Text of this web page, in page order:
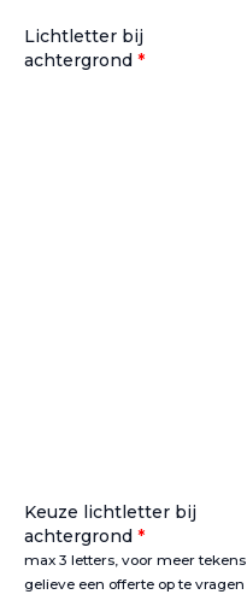
Lichtletter bij
achtergrond *
Keuze lichtletter bij
achtergrond *
max 3 letters, voor meer tekens
gelieve een offerte op te vragen